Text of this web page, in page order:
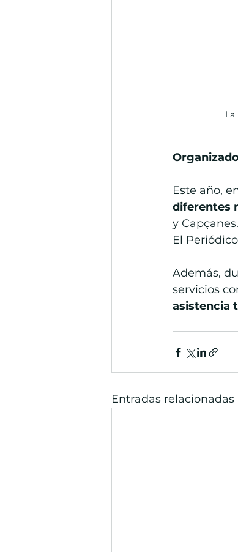
Este año,
diferentes
y
El
Además,
servicios
asistencia
Entradas relacionadas